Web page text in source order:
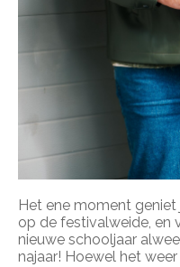
Het ene moment
op de festivalweide, en
nieuwe schooljaar
najaar! Hoewel het